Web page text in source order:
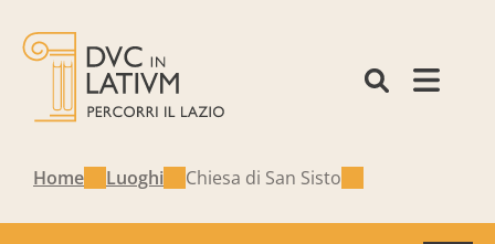
Home Luoghi Chiesa di San Sisto